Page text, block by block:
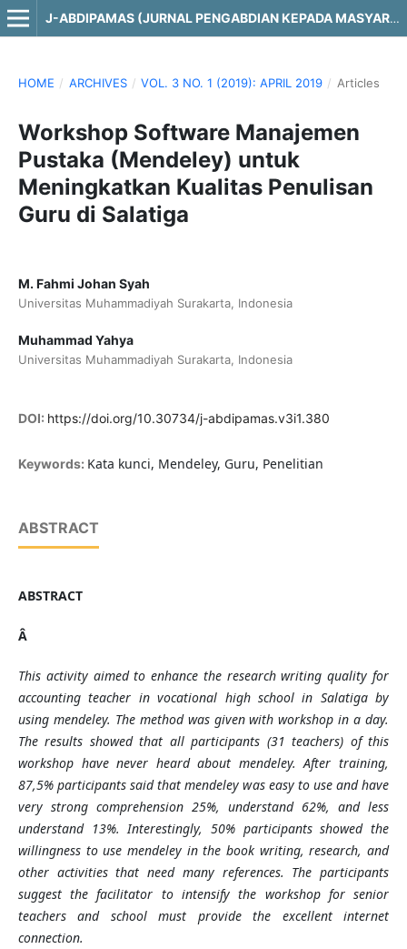
J-ABDIPAMAS (JURNAL PENGABDIAN KEPADA MASYARAKAT)
HOME / ARCHIVES / VOL. 3 NO. 1 (2019): APRIL 2019 / Articles
Workshop Software Manajemen
Pustaka (Mendeley) untuk
Meningkatkan Kualitas Penulisan
Guru di Salatiga
M. Fahmi Johan Syah
Universitas Muhammadiyah Surakarta, Indonesia
Muhammad Yahya
Universitas Muhammadiyah Surakarta, Indonesia
DOI: https://doi.org/10.30734/j-abdipamas.v3i1.380
Keywords: Kata kunci, Mendeley, Guru, Penelitian
ABSTRACT
ABSTRACT
Â
This activity aimed to enhance the research writing quality for
accounting teacher in vocational high school in Salatiga by
using mendeley. The method was given with workshop in a day.
The results showed that all participants (31 teachers) of this
workshop have never heard about mendeley. After training,
87,5% participants said that mendeley was easy to use and have
very strong comprehension 25%, understand 62%, and less
understand 13%. Interestingly, 50% participants showed the
willingness to use mendeley in the book writing, research, and
other activities that need many references. The participants
suggest the facilitator to intensify the workshop for senior
teachers and school must provide the excellent internet
connection.